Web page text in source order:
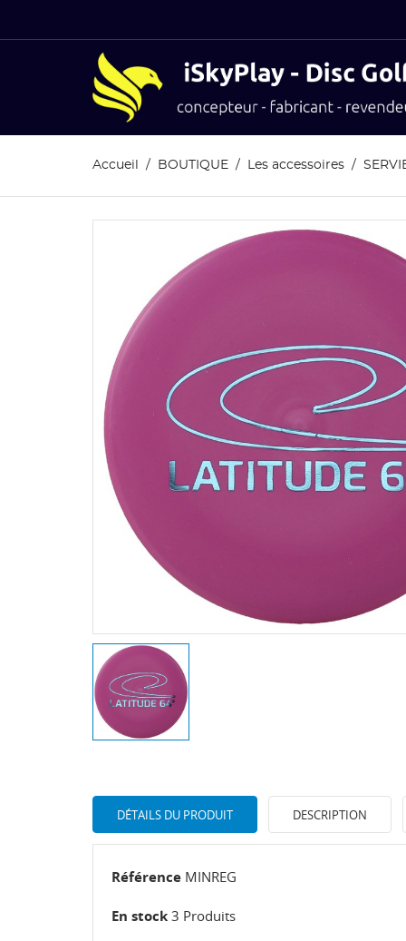
Accueil BOUTIQUE Les accessoires
DÉTAILS DU PRODUIT DESCRIPTION
Référence MINREG
En stock 3 Produits